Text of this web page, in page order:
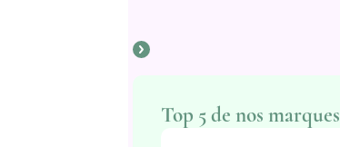
Top 5 de nos marques